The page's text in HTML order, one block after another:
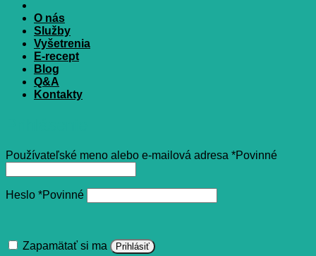
O nás
Služby
Vyšetrenia
E-recept
Blog
Q&A
Kontakty
Používateľské meno alebo e-mailová adresa *Povinné
Heslo *Povinné
Zapamätať si ma Prihlásiť